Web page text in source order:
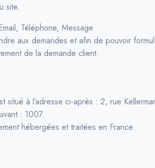
site.
Téléphone, Message
aux demandes et afin de pouvoir
de la demande client.
à l’adresse ci-après : 2, rue
: 1007.
hébergées et traitées en France.